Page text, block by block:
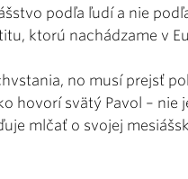
podľa ľudí a nie
ktorú nachádzame v
no musí prejsť
hovorí svätý Pavol – nie
mlčať o svojej